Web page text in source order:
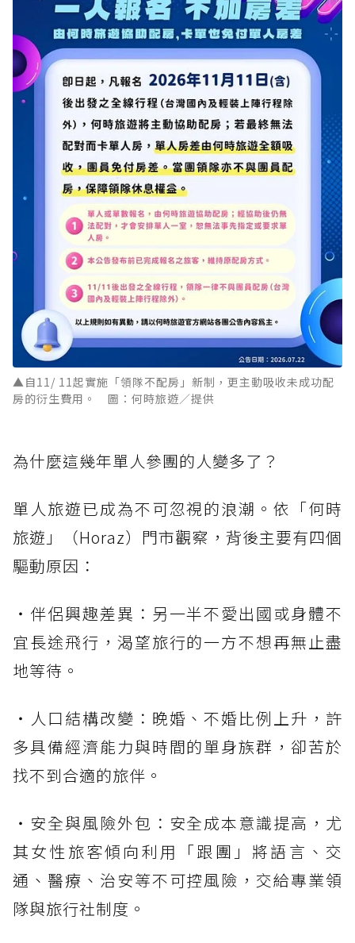
▲自11/ 11起實施「領隊不配房」新制，更主動吸收未成功配
房的衍生費用。 圖：何時旅遊／提供
為什麼這幾年單人參團的人變多了？
單人旅遊已成為不可忽視的浪潮。依「何時
旅遊」（Horaz）門市觀察，背後主要有四個
驅動原因：
・伴侶興趣差異：另一半不愛出國或身體不
宜長途飛行，渴望旅行的一方不想再無止盡
地等待。
・人口結構改變：晚婚、不婚比例上升，許
多具備經濟能力與時間的單身族群，卻苦於
找不到合適的旅伴。
・安全與風險外包：安全成本意識提高，尤
其女性旅客傾向利用「跟團」將語言、交
通、醫療、治安等不可控風險，交給專業領
隊與旅行社制度。